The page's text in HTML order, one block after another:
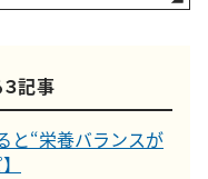
記事
と“栄養バランスが